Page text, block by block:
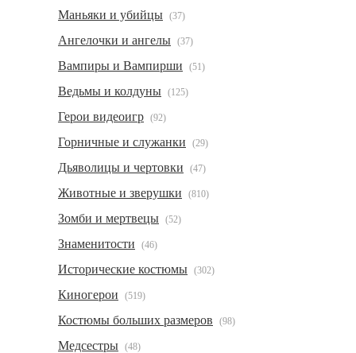
Маньяки и убийцы (37)
Ангелочки и ангелы (37)
Вампиры и Вампирши (51)
Ведьмы и колдуны (125)
Герои видеоигр (92)
Горничные и служанки (29)
Дьяволицы и чертовки (47)
Животные и зверушки (810)
Зомби и мертвецы (52)
Знаменитости (46)
Исторические костюмы (302)
Киногерои (519)
Костюмы больших размеров (98)
Медсестры (48)